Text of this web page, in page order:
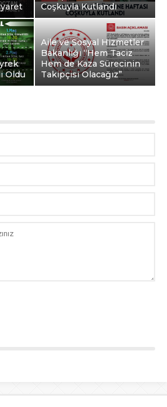
Coşkuyla Kutlandı
Oldu
Aile ve Sosyal Hizmetler
Bakanlığı “Hem Taciz
Hem de Kaza Sürecinin
Takipçisi Olacağız”